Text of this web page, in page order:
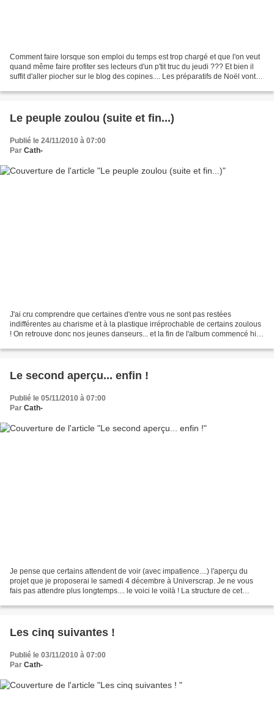
Comment faire lorsque son emploi du temps est trop chargé et que l'on veut
quand même faire profiter ses lecteurs d'un p'tit truc du jeudi ??? Et bien il
suffit d'aller piocher sur le blog des copines.... Les préparatifs de Noël vont
Le peuple zoulou (suite et fin...)
Publié le 24/11/2010 à 07:00
Par Cath-
J'ai cru comprendre que certaines d'entre vous ne sont pas restées
indifférentes au charisme et à la plastique irréprochable de certains zoulous
! On retrouve donc nos jeunes danseurs... et la fin de l'album commencé hier
Le second aperçu... enfin !
Publié le 05/11/2010 à 07:00
Par Cath-
Je pense que certains attendent de voir (avec impatience....) l'aperçu du
projet que je proposerai le samedi 4 décembre à Universcrap. Je ne vous
fais pas attendre plus longtemps.... le voici le voilà ! La structure de cet
Les cinq suivantes !
Publié le 03/11/2010 à 07:00
Par Cath-